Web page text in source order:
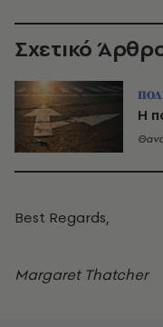
Σχετικό
Η
Βest Regards,
Margaret Thatcher